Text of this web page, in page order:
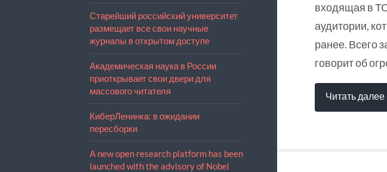
Старейший российский университет
размещает все свои научные
журналы в открытом доступе
Академическая наука в России
приоткрывает свои двери для
массового читателя
КиберЛенинка: в ожидании
пересборки
A new open research platform has been
launched with the advisory of Nobel
входящая в
аудитории,
ранее. Всего
говорит об
Читать далее